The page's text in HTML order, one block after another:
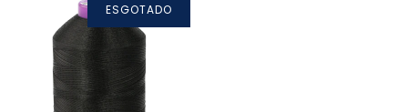
ESGOTADO